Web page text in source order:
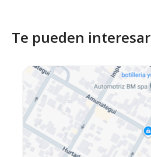
Te pueden interesar